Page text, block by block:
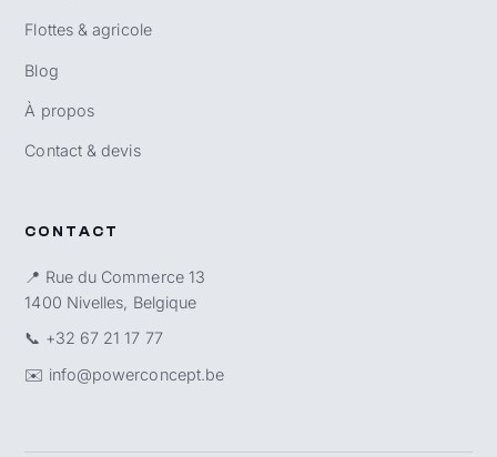
Flottes & agricole
Blog
À propos
Contact & devis
CONTACT
📍 Rue du Commerce 13
1400 Nivelles, Belgique
📞 +32 67 21 17 77
✉️ info@powerconcept.be